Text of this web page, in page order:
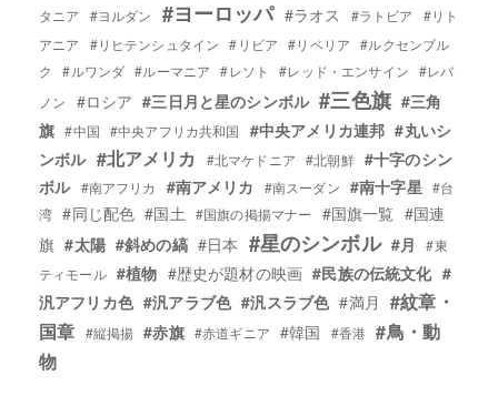
タニア
#ヨルダン #ヨーロッパ #ラオス #ラトビア
#リト
アニア
#リヒテンシュタイン #リビア #リベリア
#ルクセンブル
ク
#ルワンダ #ルーマニア #レソト #レッド・エンサイン #レバ
ノン
#ロシア #三日月と星のシンボル #三色旗 #三角
旗 #中国 #中央アフリカ共和国 #中央アメリカ連邦 #丸いシ
ンボル #北アメリカ #北マケドニア #北朝鮮 #十字のシン
ボル #南アフリカ #南アメリカ #南スーダン #南十字星 #台
湾 #同じ配色 #国土 #国旗の掲揚マナー #国旗一覧 #国連
旗 #太陽 #斜めの縞 #日本 #星のシンボル #月
#東
ティモール #植物 #歴史が題材の映画 #民族の伝統文化 #
汎アフリカ色 #汎アラブ色 #汎スラブ色 #満月
#紋章・
国章 #縦掲揚 #赤旗 #赤道ギニア #韓国 #香港 #鳥・動
物